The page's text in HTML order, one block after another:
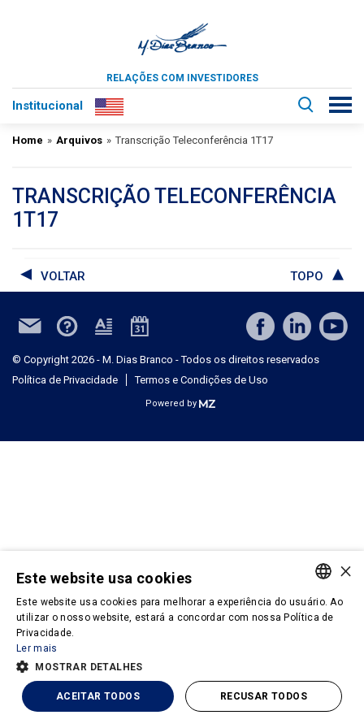
RELAÇÕES COM INVESTIDORES
Institucional
Home » Arquivos » Transcrição Teleconferência 1T17
TRANSCRIÇÃO TELECONFERÊNCIA
1T17
VOLTAR TOPO
© Copyright 2026 - M. Dias Branco - Todos os direitos reservados
Política de Privacidade
Termos e Condições de Uso
Powered by
PORTUGUESE
×
Este website usa cookies
Este website usa cookies para melhorar a experiência do usuário. Ao
utilizar o nosso website, estará a concordar com nossa Política de
Privacidade.
Ler mais
MOSTRAR DETALHES
ACEITAR TODOS RECUSAR TODOS